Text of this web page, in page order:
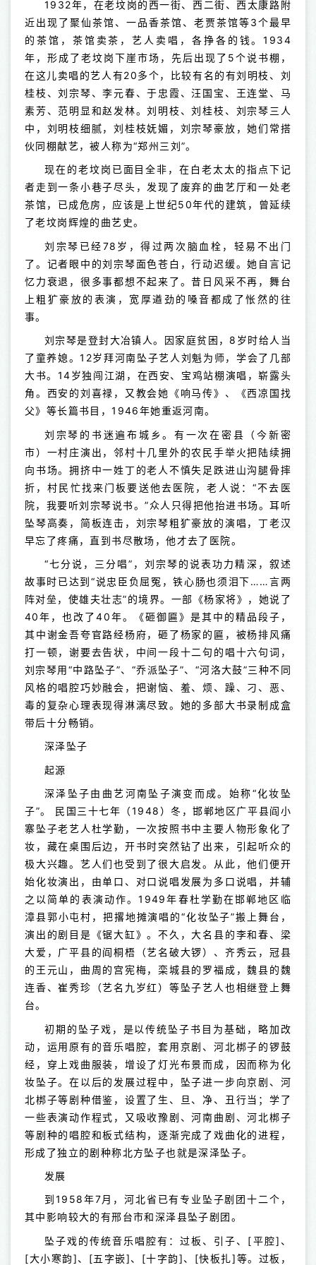
1932年，在老坟岗的西一街、西二街、西太康路附
近出现了聚仙茶馆、一品香茶馆、老贾茶馆等3个最早
的茶馆，茶馆卖茶，艺人卖唱，各挣各的钱。1934
年，形成了老坟岗下崖市场，先后出现了5个说书棚，
在这儿卖唱的艺人有20多个，比较有名的有刘明枝、刘
桂枝、刘宗琴、李元春、于忠霞、汪国宝、王连堂、马
素芳、范明显和赵发林。刘明枝、刘桂枝、刘宗琴三人
中，刘明枝细腻，刘桂枝妩媚，刘宗琴豪放，她们常搭
伙同棚献艺，被人称为“郑州三刘”。
现在的老坟岗已面目全非，在白老太太的指点下记
者走到一条小巷子尽头，发现了废弃的曲艺厅和一处老
茶馆，已成危房，应该是上世纪50年代的建筑，曾延续
了老坟岗辉煌的曲艺史。
刘宗琴已经78岁，得过两次脑血栓，轻易不出门
了。记者眼中的刘宗琴面色苍白，行动迟缓。她自言记
忆力衰退，很多事都想不起来了。昔日风采不再，舞台
上粗犷豪放的表演，宽厚遒劲的嗓音都成了怅然的往
事。
刘宗琴是登封大冶镇人。因家庭贫困，8岁时给人当
了童养媳。12岁拜河南坠子艺人刘魁为师，学会了几部
大书。14岁独闯江湖，在西安、宝鸡站棚演唱，崭露头
角。西安的刘喜禄，又教会她《响马传》、《西凉国找
父》等长篇书目，1946年她重返河南。
刘宗琴的书迷遍布城乡。有一次在密县（今新密
市）一村庄演出，邻村十几里外的农民手举火把陆续拥
向书场。拥挤中一姓丁的老人不慎失足跌进山沟腿骨摔
折，村民忙找来门板要送他去医院，老人说：“不去医
院，我要听刘宗琴说书。”众人只得把他抬进书场。耳听
坠琴高奏，简板连击，刘宗琴粗犷豪放的演唱，丁老汉
早忘了疼痛，直到书尽散场，他才去了医院。
“七分说，三分唱”，刘宗琴的说表功力精深，叙述
故事时已达到“说忠臣负屈冤，铁心肠也须泪下……言两
阵对垒，使雄夫壮志”的境界。一部《杨家将》，她说了
40年，也改了40年。《砸御匾》是其中的精品段子，
其中谢金吾夸官路经杨府，砸了杨家的匾，被杨排风痛
打一顿，谢要去告状，中间一段十二句的唱十六句词，
刘宗琴用“中路坠子”、“乔派坠子”、“河洛大鼓”三种不同
风格的唱腔巧妙融会，把谢恼、羞、烦、躁、刁、恶、
毒的复杂心理表现得淋漓尽致。她的多部大书录制成盒
带后十分畅销。
深泽坠子
起源
深泽坠子由曲艺河南坠子演变而成。始称“化妆坠
子”。 民国三十七年（1948）冬，邯郸地区广平县阎小
寨坠子老艺人杜学勤，一次按照书中主要人物形象化了
妆，藏在桌围后边，开书时突然钻了出来，引起听众的
极大兴趣。艺人们也受到了很大启发。从此，他们便开
始化妆演出，由单口、对口说唱发展为多口说唱，并辅
之以简单的表演动作。1949年春杜学勤在邯郸地区临
漳县郭小屯村，把撂地摊演唱的“化妆坠子”搬上舞台，
演出的剧目是《锯大缸》。不久，大名县的李和春、梁
大爱，广平县的阎桐梧（艺名破大锣）、齐秀云，冠县
的王元山，曲周的宫宪梅，栾城县的罗福成，魏县的魏
连香、崔秀珍（艺名九岁红）等坠子艺人也相继登上舞
台。
初期的坠子戏，是以传统坠子书目为基础，略加改
动，运用原有的音乐唱腔，套用京剧、河北梆子的锣鼓
经，穿上戏曲服装，增设了灯光布景而成，因而称为化
妆坠子。在以后的发展过程中，坠子进一步向京剧、河
北梆子等剧种借鉴，设置了生、旦、净、丑行当；学了
一些表演动作程式，又吸收豫剧、河南曲剧、河北梆子
等剧种的唱腔和板式结构，逐渐完成了戏曲化的进程，
形成了独立的剧种称北方坠子也就是深泽坠子。
发展
到1958年7月，河北省已有专业坠子剧团十二个，
其中影响较大的有邢台市和深泽县坠子剧团。
坠子戏的传统音乐唱腔有：过板、引子、[平腔]、
[大小寒韵]、[五字嵌]、[十字韵]、[快板扎]等。过板，